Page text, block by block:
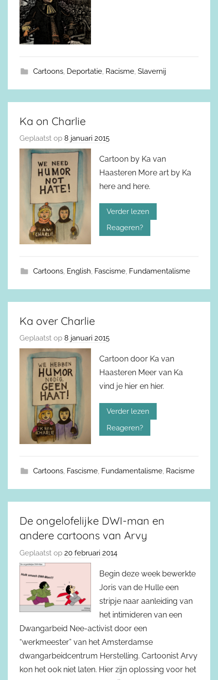
Cartoons, Deportatie, Racisme, Slavernij
Ka on Charlie
Geplaatst op 8 januari 2015
Cartoon by Ka van
Haasteren More art by Ka
here and here.
Verder lezen
Reageren?
Cartoons, English, Fascisme, Fundamentalisme
Ka over Charlie
Geplaatst op 8 januari 2015
Cartoon door Ka van
Haasteren Meer van Ka
vind je hier en hier.
Verder lezen
Reageren?
Cartoons, Fascisme, Fundamentalisme, Racisme
De ongelofelijke DWI-man en
andere cartoons van Arvy
Geplaatst op 20 februari 2014
Begin deze week bewerkte
Joris van de Hulle een
stripje naar aanleiding van
het intimideren van een
Dwangarbeid Nee-activist door een
“werkmeester” van het Amsterdamse
dwangarbeidcentrum Herstelling. Cartoonist Arvy
kon het ook niet laten. Hier zijn oplossing voor het